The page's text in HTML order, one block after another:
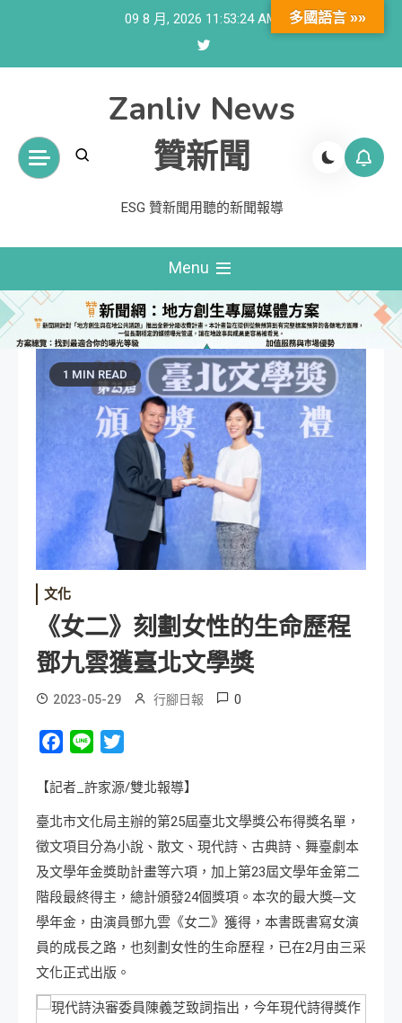
09 8 月, 2026 11:53:25 AM
Zanliv News
贊新聞
ESG 贊新聞用聽的新聞報導
Menu
1 MIN READ
文化
《女二》刻劃女性的生命歷程
鄧九雲獲臺北文學獎
2023-05-29 行腳日報 0
Facebook
Line
【記者_許家源/雙北報導】
臺北市文化局主辦的第25屆臺北文學獎公布得獎名單，
徵文項目分為小說、散文、現代詩、古典詩、舞臺劇本
及文學年金獎助計畫等六項，加上第23屆文學年金第二
階段最終得主，總計頒發24個獎項。本次的最大獎─文
學年金，由演員鄧九雲《女二》獲得，本書既書寫女演
員的成長之路，也刻劃女性的生命歷程，已在2月由三采
文化正式出版。
多國語言 »»